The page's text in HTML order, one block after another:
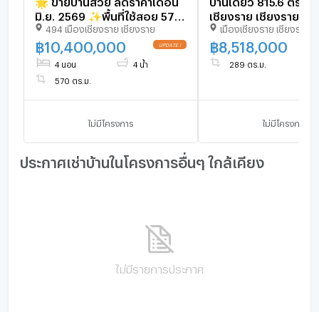
มิ.ย. 2569 ✨พื้นที่ใช้สอย 570
ตร.ม. บนที่ดิน 1 ไร่ 🌳
494 เมืองเชียงราย เชียงราย
฿10,400,000
4 นอน 4 น้ำ
570 ตร.ม.
ไม่มีโครงการ
เชียงราย เชียงราย
เมืองเชียงราย เชียงราย
฿8,518,000
289 ตร.ม.
ไม่มีโครงการ
ประกาศเช่าบ้านในโครงการอื่นๆ ใกล้เคียง
ไม่มีรายการประกาศ